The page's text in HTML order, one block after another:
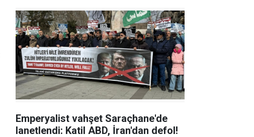
Emperyalist vahşet Saraçhane'de
lanetlendi: Katil ABD, İran'dan defol!